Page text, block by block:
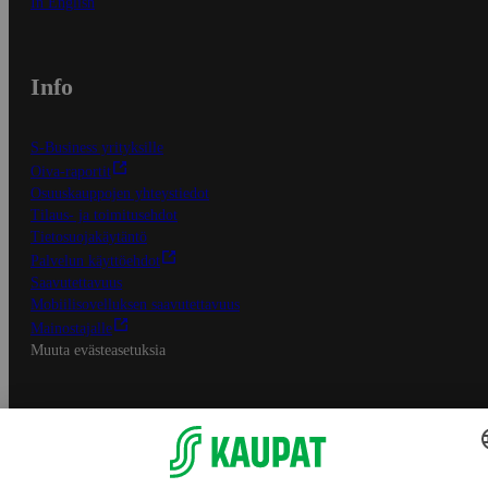
Info
S-Business yrityksille
Oiva-raportit
Osuuskauppojen yhteystiedot
Tilaus- ja toimitusehdot
Tietosuojakäytäntö
Palvelun käyttöehdot
Saavutettavuus
Mobiilisovelluksen saavutettavuus
Mainostajalle
Muuta evästeasetuksia
S-ryhmän palvelut